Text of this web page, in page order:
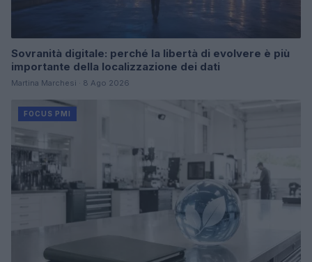
Sovranità digitale: perché la libertà di evolvere è più
importante della localizzazione dei dati
Martina Marchesi · 8 Ago 2026
FOCUS PMI